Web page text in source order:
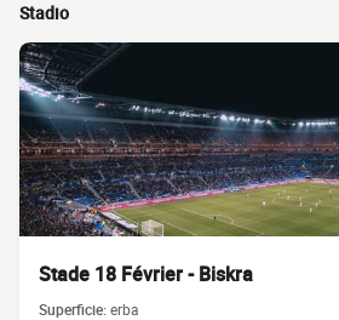
Stadio
Stade 18 Février - Biskra
Superficie:erba